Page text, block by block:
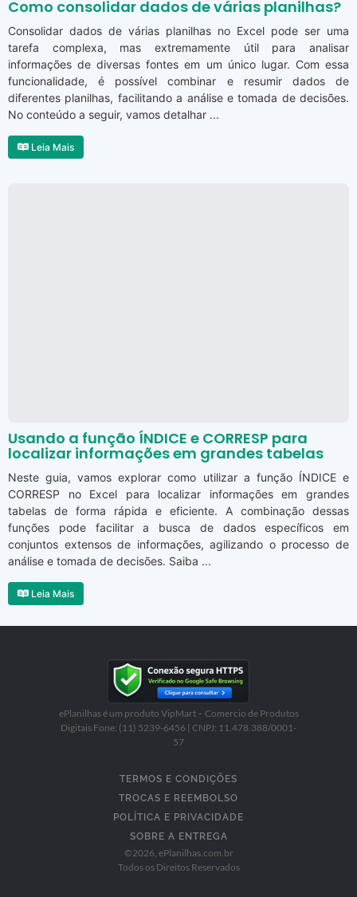
Como consolidar dados de várias planilhas?
Consolidar dados de várias planilhas no Excel pode ser uma
tarefa complexa, mas extremamente útil para analisar
informações de diversas fontes em um único lugar. Com essa
funcionalidade, é possível combinar e resumir dados de
diferentes planilhas, facilitando a análise e tomada de decisões.
No conteúdo a seguir, vamos detalhar ...
Leia Mais
Usando a função ÍNDICE e CORRESP para
localizar informações em grandes tabelas
Neste guia, vamos explorar como utilizar a função ÍNDICE e
CORRESP no Excel para localizar informações em grandes
tabelas de forma rápida e eficiente. A combinação dessas
funções pode facilitar a busca de dados específicos em
conjuntos extensos de informações, agilizando o processo de
análise e tomada de decisões. Saiba ...
Leia Mais
ePlanilhas é um produto VipMart – Comercio de Produtos
Digitais Fone: (11) 5239-6456 | CNPJ: 11.478.388/0001-
57
TERMOS E CONDIÇÕES
TROCAS E REEMBOLSO
POLÍTICA E PRIVACIDADE
SOBRE A ENTREGA
©2026 , ePlanilhas.com.br
Todos os Direitos Reservados